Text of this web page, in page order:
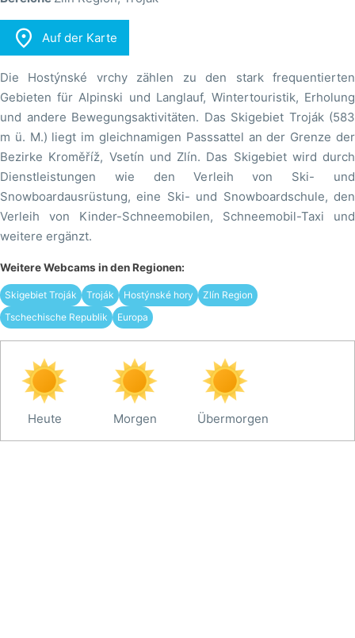
 Auf der Karte
Die Hostýnské vrchy zählen zu den stark frequentierten
Gebieten für Alpinski und Langlauf, Wintertouristik, Erholung
und andere Bewegungsaktivitäten. Das Skigebiet Troják (583
m ü. M.) liegt im gleichnamigen Passsattel an der Grenze der
Bezirke Kroměříž, Vsetín und Zlín. Das Skigebiet wird durch
Dienstleistungen wie den Verleih von Ski- und
Snowboardausrüstung, eine Ski- und Snowboardschule, den
Verleih von Kinder-Schneemobilen, Schneemobil-Taxi und
weitere ergänzt.
Weitere Webcams in den Regionen:
Skigebiet Troják Troják Hostýnské hory
Zlín Region
Tschechische Republik
Europa
Heute Morgen Übermorgen